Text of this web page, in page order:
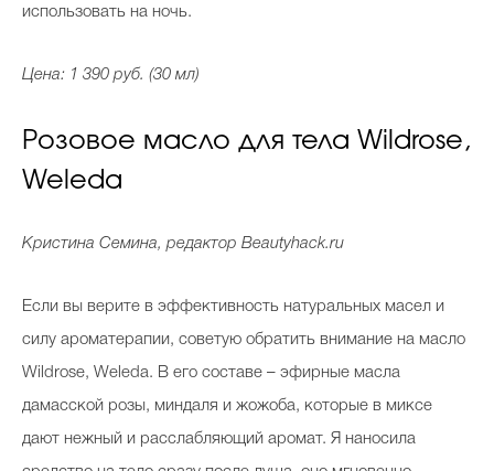
использовать на ночь.
Цена: 1 390 руб. (30 мл)
Розовое масло для тела Wildrose,
Weleda
Кристина Семина, редактор Beautyhack.ru
Если вы верите в эффективность натуральных масел и
силу ароматерапии, советую обратить внимание на масло
Wildrose, Weleda. В его составе – эфирные масла
дамасской розы, миндаля и жожоба, которые в миксе
дают нежный и расслабляющий аромат. Я наносила